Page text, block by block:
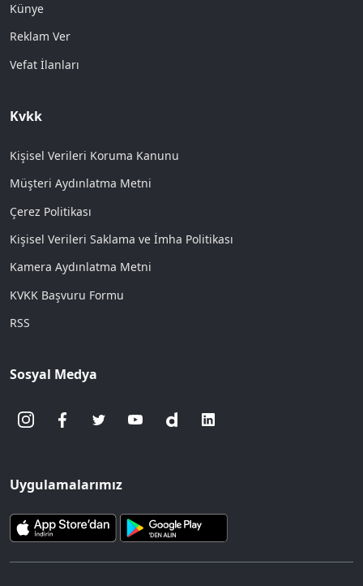
Künye
Reklam Ver
Vefat İlanları
Kvkk
Kişisel Verileri Koruma Kanunu
Müşteri Aydınlatma Metni
Çerez Politikası
Kişisel Verileri Saklama ve İmha Politikası
Kamera Aydınlatma Metni
KVKK Başvuru Formu
RSS
Sosyal Medya
Uygulamalarımız